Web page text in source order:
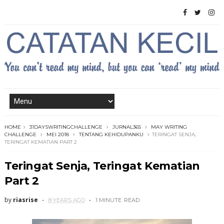
HOME 31DAYSWRITINGCHALLENGE JURNAL365
MAY WRITING
CHALLENGE
MEI 2018 TENTANG KEHIDUPANKU
TERINGAT SENJA,
TERINGAT KEMATIAN PART 2
Teringat Senja, Teringat Kematian
Part 2
by riasrise 8 YEARS AGO 1 MINUTE READ